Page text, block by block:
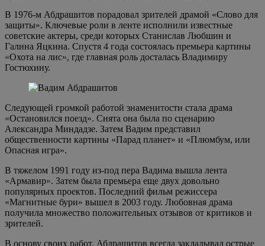
В 1976-м Абдрашитов порадовал зрителей драмой «Слово для
защиты». Ключевые роли в ленте исполнили известные
советские актеры, среди которых Станислав Любшин и
Галина Яцкина. Спустя 4 года состоялась премьера картины
«Охота на лис», где главная роль досталась Владимиру
Гостюхину.
Следующей громкой работой знаменитости стала драма
«Остановился поезд». Снята она была по сценарию
Александра Миндадзе. Затем Вадим представил
общественности картины «Парад планет» и «Плюмбум, или
Опасная игра».
В тяжелом 1991 году из-под пера Вадима вышла лента
«Армавир». Затем была премьера еще двух довольно
популярных проектов. Последний фильм режиссера
«Магнитные бури» вышел в 2003 году. Любовная драма
получила множество положительных отзывов от критиков и
зрителей.
В основу своих работ, Абдрашитов всегда закладывал острые